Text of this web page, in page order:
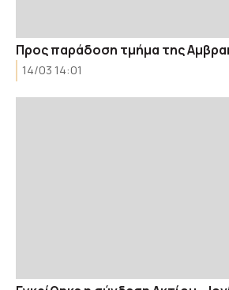
Προς παράδοση τμήμα της
14/03 14:01